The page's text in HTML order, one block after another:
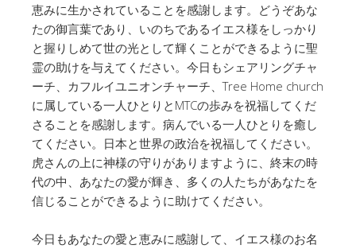
恵みに生かされていることを感謝します。どうぞあな
たの御言葉であり、いのちであるイエス様をしっかり
と握りしめて世の光として輝くことができるように聖
霊の助けを与えてください。今日もシェアリングチャ
ーチ、カフルイユニオンチャーチ、Tree Home church
に属している一人ひとりとMTCの歩みを祝福してくだ
さることを感謝します。病んでいる一人ひとりを癒し
てください。日本と世界の政治を祝福してください。
虎さんの上に神様の守りがありますように、終末の時
代の中、あなたの愛が輝き、多くの人たちがあなたを
信じることができるように助けてください。
今日もあなたの愛と恵みに感謝して、イエス様のお名